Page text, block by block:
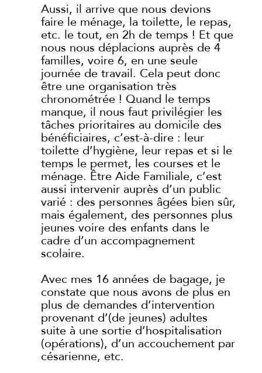
Aussi, il arrive que nous devions
faire le ménage, la toilette, le repas,
etc. le tout, en 2h de temps ! Et que
nous nous déplacions auprès de 4
familles, voire 6, en une seule
journée de travail. Cela peut donc
être une organisation très
chronométrée ! Quand le temps
manque, il nous faut privilégier les
tâches prioritaires au domicile des
bénéficiaires, c’est-à-dire : leur
toilette d’hygiène, leur repas et si le
temps le permet, les courses et le
ménage. Être Aide Familiale, c’est
aussi intervenir auprès d’un public
varié : des personnes âgées bien sûr,
mais également, des personnes plus
jeunes voire des enfants dans le
cadre d’un accompagnement
scolaire.
Avec mes 16 années de bagage, je
constate que nous avons de plus en
plus de demandes d’intervention
provenant d’(de jeunes) adultes
suite à une sortie d’hospitalisation
(opérations), d’un accouchement par
césarienne, etc.